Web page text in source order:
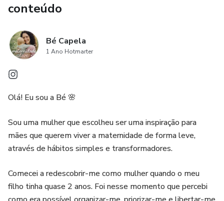
conteúdo
Bé Capela
1 Ano Hotmarter
Olá! Eu sou a Bé 🌸
Sou uma mulher que escolheu ser uma inspiração para
mães que querem viver a maternidade de forma leve,
através de hábitos simples e transformadores.
Comecei a redescobrir-me como mulher quando o meu
filho tinha quase 2 anos. Foi nesse momento que percebi